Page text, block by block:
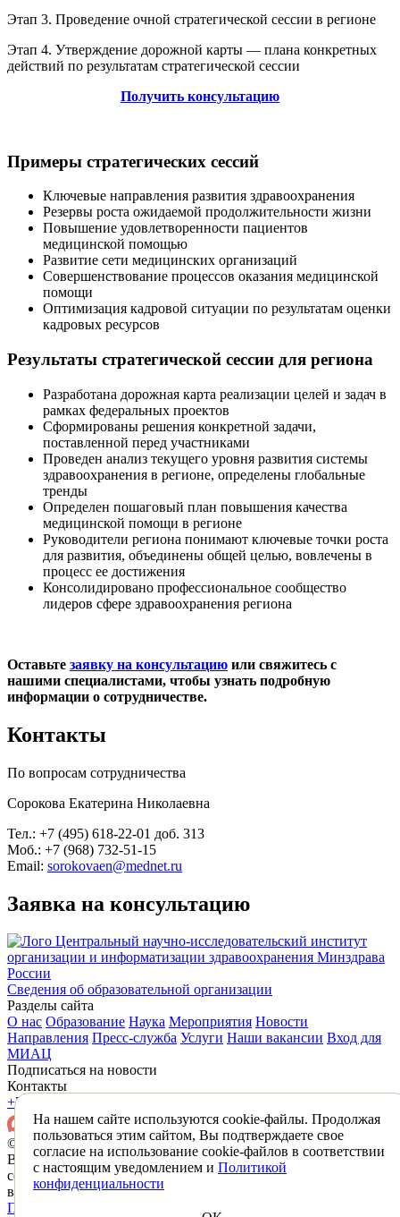
На нашем сайте используются cookie-файлы. Продолжая
пользоваться этим сайтом, Вы подтверждаете свое
согласие на использование cookie-файлов в соответствии
с настоящим уведомлением и Политикой
конфиденциальности
Этап 3. Проведение очной стратегической сессии в регионе
Этап 4. Утверждение дорожной карты — плана конкретных
действий по результатам стратегической сессии
Получить консультацию
Примеры стратегических сессий
Ключевые направления развития здравоохранения
Резервы роста ожидаемой продолжительности жизни
Повышение удовлетворенности пациентов
медицинской помощью
Развитие сети медицинских организаций
Совершенствование процессов оказания медицинской
помощи
Оптимизация кадровой ситуации по результатам оценки
кадровых ресурсов
Результаты стратегической сессии для региона
Разработана дорожная карта реализации целей и задач в
рамках федеральных проектов
Сформированы решения конкретной задачи,
поставленной перед участниками
Проведен анализ текущего уровня развития системы
здравоохранения в регионе, определены глобальные
тренды
Определен пошаговый план повышения качества
медицинской помощи в регионе
Руководители региона понимают ключевые точки роста
для развития, объединены общей целью, вовлечены в
процесс ее достижения
Консолидировано профессиональное сообщество
лидеров сфере здравоохранения региона
Оставьте заявку на консультацию или свяжитесь с
нашими специалистами, чтобы узнать подробную
информации о сотрудничестве.
Контакты
По вопросам сотрудничества
Сорокова Екатерина Николаевна
Тел.: +7 (495) 618-22-01 доб. 313
Моб.: +7 (968) 732-51-15
Email: sorokovaen@mednet.ru
Заявка на консультацию
Центральный научно-исследовательский институт
организации и информатизации здравоохранения Минздрава
России
Сведения об образовательной организации
Разделы сайта
О нас Образование Наука Мероприятия Новости
Направления Пресс-служба Услуги Наши вакансии Вход для
МИАЦ
Подписаться на новости
Контакты
+7 (495) 618-31-83
© 2026 ФГБУ «ЦНИИОИЗ» Минздрава России
Все материалы, находящиеся на сайте охраняются в
соответствии с законодательством РФ,
в том числе об авторском праве и смежных правах.
Политика конфиденциальности